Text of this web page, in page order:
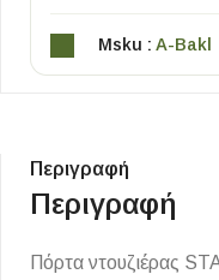
Msku : A-Bakl
Περιγραφή
Περιγραφή
Πόρτα ντουζιέρας